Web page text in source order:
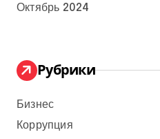
Октябрь 2024
Рубрики
Бизнес
Коррупция